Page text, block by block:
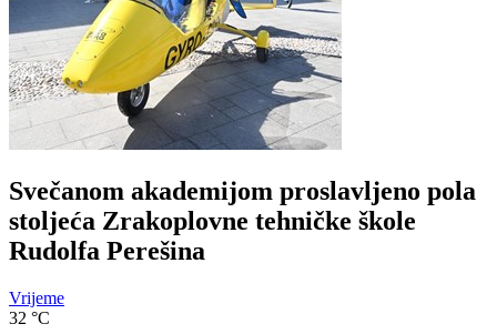
Svečanom akademijom proslavljeno pola
stoljeća Zrakoplovne tehničke škole
Rudolfa Perešina
Vrijeme
32 °C